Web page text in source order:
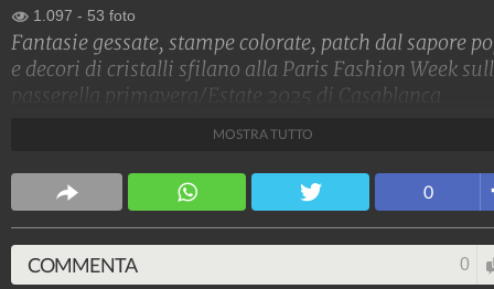
1.097 - 53 foto
Fantasie gessate, stampe colorate, patch dal sapore
e decori di cristalli sfilano alla Paris Fashion Week
passerella primavera/Estate 2025 di Casablanca
MOSTRA TUTTO
0
COMMENTA 0